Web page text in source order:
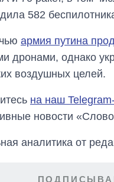
582
армия путина
дронами, однако
воздушных целей.
на наш
новости
аналитика от